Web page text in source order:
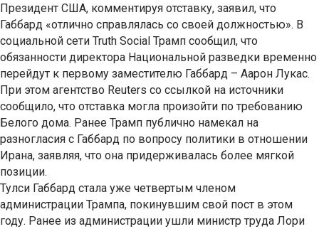
Президент США, комментируя отставку, заявил, что
Габбард «отлично справлялась со своей должностью». В
социальной сети Truth Social Трамп сообщил, что
обязанности директора Национальной разведки временно
перейдут к первому заместителю Габбард – Аарон Лукас.
При этом агентство Reuters со ссылкой на источники
сообщило, что отставка могла произойти по требованию
Белого дома. Ранее Трамп публично намекал на
разногласия с Габбард по вопросу политики в отношении
Ирана, заявляя, что она придерживалась более мягкой
позиции.
Тулси Габбард стала уже четвертым членом
администрации Трампа, покинувшим свой пост в этом
году. Ранее из администрации ушли министр труда Лори